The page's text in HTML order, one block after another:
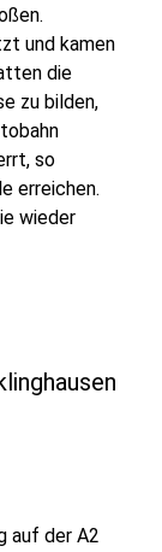
und kamen
die
zu bilden,
so
erreichen.
wieder
auf der A2